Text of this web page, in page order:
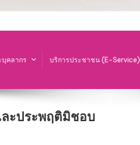
บุคลากร บริการประชาชน (E-Service)
ละประพฤติมิชอบ